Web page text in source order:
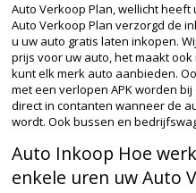
Auto Verkoop Plan, wellicht
Auto Verkoop Plan verzorgd de
u uw auto gratis laten inkopen.
prijs voor uw auto, het maakt
kunt elk merk auto aanbieden.
met een verlopen APK worden
direct in contanten wanneer de
wordt. Ook bussen en
Auto Inkoop Hoe
enkele uren uw Auto